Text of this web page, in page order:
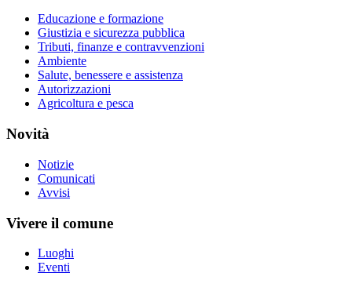
Educazione e formazione
Giustizia e sicurezza pubblica
Tributi, finanze e contravvenzioni
Ambiente
Salute, benessere e assistenza
Autorizzazioni
Agricoltura e pesca
Novità
Notizie
Comunicati
Avvisi
Vivere il comune
Luoghi
Eventi